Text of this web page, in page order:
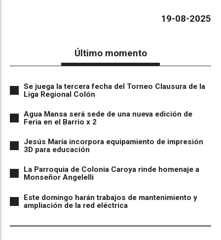
19-08-2025
Último momento
Se juega la tercera fecha del Torneo Clausura de la
Liga Regional Colón
Agua Mansa será sede de una nueva edición de
Feria en el Barrio x 2
Jesús María incorpora equipamiento de impresión
3D para educación
La Parroquia de Colonia Caroya rinde homenaje a
Monseñor Angelelli
Este domingo harán trabajos de mantenimiento y
ampliación de la red eléctrica